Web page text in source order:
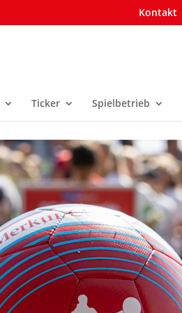
Kontakt
Ticker Spielbetrieb